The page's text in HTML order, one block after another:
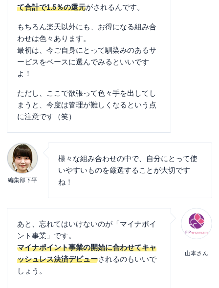
て合計で1.5％の還元がされるんです。
もちろん楽天以外にも、お得になる組み合
わせは色々あります。
最初は、今ご自身にとって馴染みのあるサ
ービスをベースに選んでみるといいです
よ！
ただし、ここで欲張って色々手を出してし
まうと、今度は管理が難しくなるという点
に注意です（笑）
編集部下平
様々な組み合わせの中で、自分にとって使
いやすいものを厳選することが大切です
ね！
あと、忘れてはいけないのが「マイナポイ
ント事業」です。
マイナポイント事業の開始に合わせてキャ
ッシュレス決済デビューされるのもいいで
しょう。
山本さん